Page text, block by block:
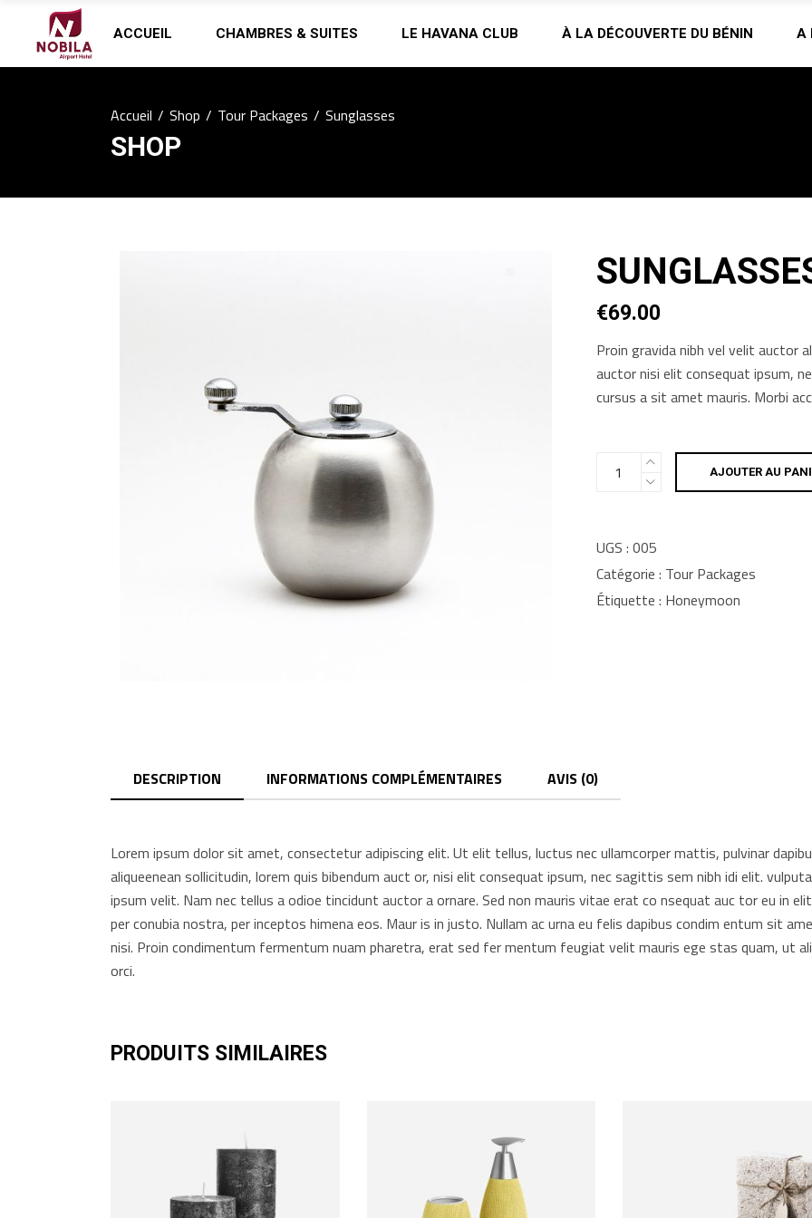
ACCUEIL CHAMBRES & SUITES LE HAVANA CLUB À LA DÉCOUVERTE DU BÉNIN A
Accueil/Shop/Tour Packages/Sunglasses
SHOP
€69.00
Proin gravida nibh vel velit auctor
auctor nisi elit consequat ipsum,
cursus a sit amet mauris. Morbi
Sunglasses
quantity
AJOUTER AU
UGS : 005
Catégorie : Tour Packages
Étiquette : Honeymoon
DESCRIPTION INFORMATIONS COMPLÉMENTAIRES AVIS (0)
Lorem ipsum dolor sit amet, consectetur adipiscing elit. Ut elit tellus, luctus nec ullamcorper mattis, pulvinar
aliqueenean sollicitudin, lorem quis bibendum auct or, nisi elit consequat ipsum, nec sagittis sem nibh idi elit.
ipsum velit. Nam nec tellus a odioe tincidunt auctor a ornare. Sed non mauris vitae erat co nsequat auc tor eu in
per conubia nostra, per inceptos himena eos. Maur is in justo. Nullam ac urna eu felis dapibus condim entum sit
nisi. Proin condimentum fermentum nuam pharetra, erat sed fer mentum feugiat velit mauris ege stas quam, ut
orci.
PRODUITS SIMILAIRES